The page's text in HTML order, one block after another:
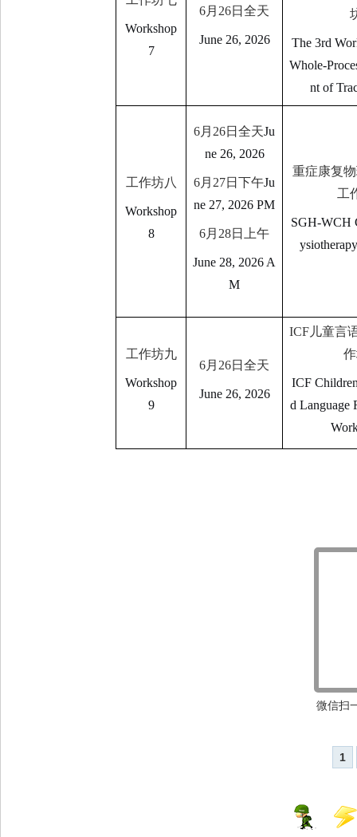
Workshop
7
6月 26日全天
June 26, 2026
The 3rd
Whole-
nt of
工作坊八
Workshop
8
6月 26日全天Ju
ne 26, 2026
6月 27日下午Ju
ne 27, 2026 PM
6月 28日上午
June 28, 2026 A
M
重症康复
工
SGH-WCH
工作坊九
Workshop
9
6月 26日全天
June 26, 2026
ICF儿童言
ICF
d Language
微信扫
1